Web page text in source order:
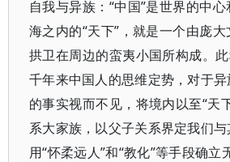
自我与异族：“中国”是世界的中
海之内的“天下”，就是一个由庞
拱卫在周边的蛮夷小国所构成。
千年来中国人的思维定势，对于
的事实视而不见，将境内以至“天
系大家族，以父子关系界定我们与
用“怀柔远人”和“教化”等手段确立